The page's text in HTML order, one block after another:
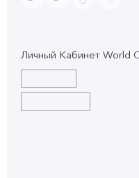
Личный Кабинет World